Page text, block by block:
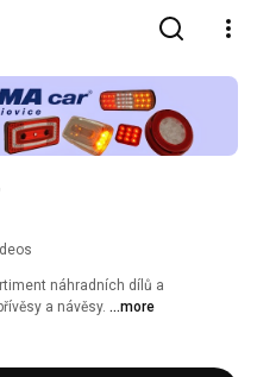
náhradních dílů a
a návěsy. ...more